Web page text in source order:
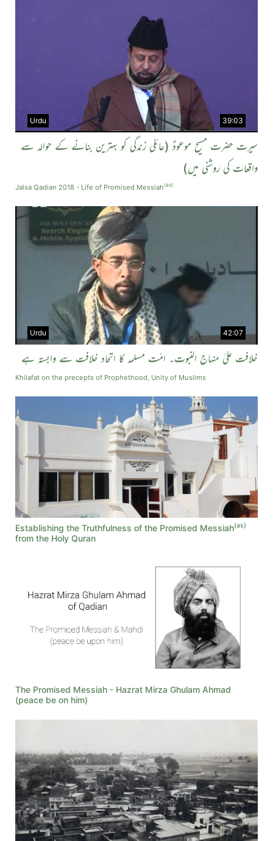
39:03
Urdu
سیرت حضرت مسیح موعودؑ (عائلی زندگی کو بہترین بنانے کے حوالہ سے
واقعات کی روشنی میں)
Jalsa Qadian 2018 - Life of Promised Messiah (as)
42:07
Urdu
خلافت علیٰ منہاج النبوت۔ امّت مسلمہ کا اتحاد خلافت سے وابستہ ہے
Khilafat on the precepts of Prophethood, Unity of Muslims
Establishing the Truthfulness of the Promised Messiah(as)
from the Holy Quran
The Promised Messiah - Hazrat Mirza Ghulam Ahmad
(peace be on him)